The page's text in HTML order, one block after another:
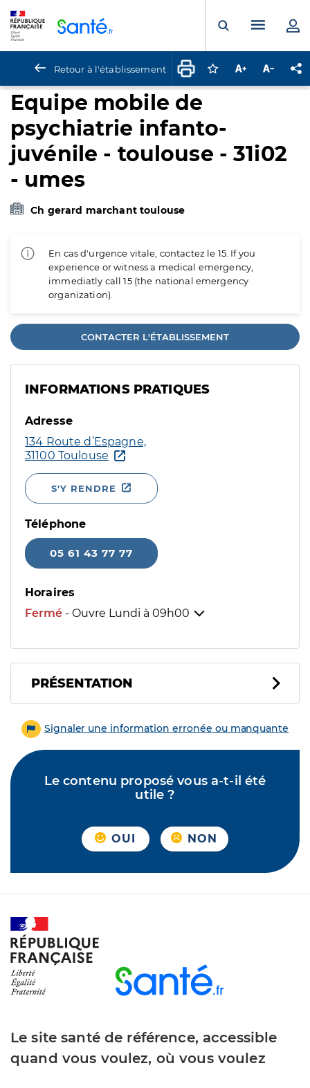
Ouvrir laMenu
Retour à l'établissement Connectez-vous
Augmenter la
Equipe mobile de
psychiatrie infanto-
juvénile - toulouse - 31i02
- umes
Ch gerard marchant toulouse
En cas d'urgence vitale, contactez le 15. If you
experience or witness a medical emergency,
immediatly call 15 (the national emergency
organization).
CONTACTER L'ÉTABLISSEMENT
INFORMATIONS PRATIQUES
Adresse
134 Route d’Espagne,
31100 Toulouse
S'Y RENDRE
Téléphone
05 61 43 77 77
Horaires
Fermé - Ouvre Lundi à 09h00
PRÉSENTATION
Signaler une information erronée ou manquante
Le contenu proposé vous a-t-il été
utile ?
OUI NON
Le site santé de référence, accessible
quand vous voulez, où vous voulez